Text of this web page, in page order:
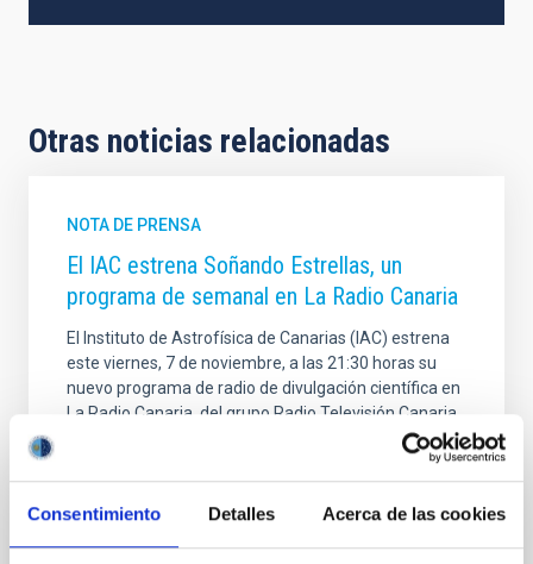
Consentimiento Detalles Acerca de las cookies
Otras noticias relacionadas
NOTA DE PRENSA
El IAC estrena Soñando Estrellas, un
programa de semanal en La Radio Canaria
El Instituto de Astrofísica de Canarias (IAC) estrena
este viernes, 7 de noviembre, a las 21:30 horas su
nuevo programa de radio de divulgación científica en
La Radio Canaria, del grupo Radio Televisión Canaria
(RTVC) bajo el nombre de Soñando Estrellas. El
espacio tendrá una periodicidad semanal todos los
viernes a esa hora, aunque también podrá
disfrutarse en medios digitales. Esta acción forma